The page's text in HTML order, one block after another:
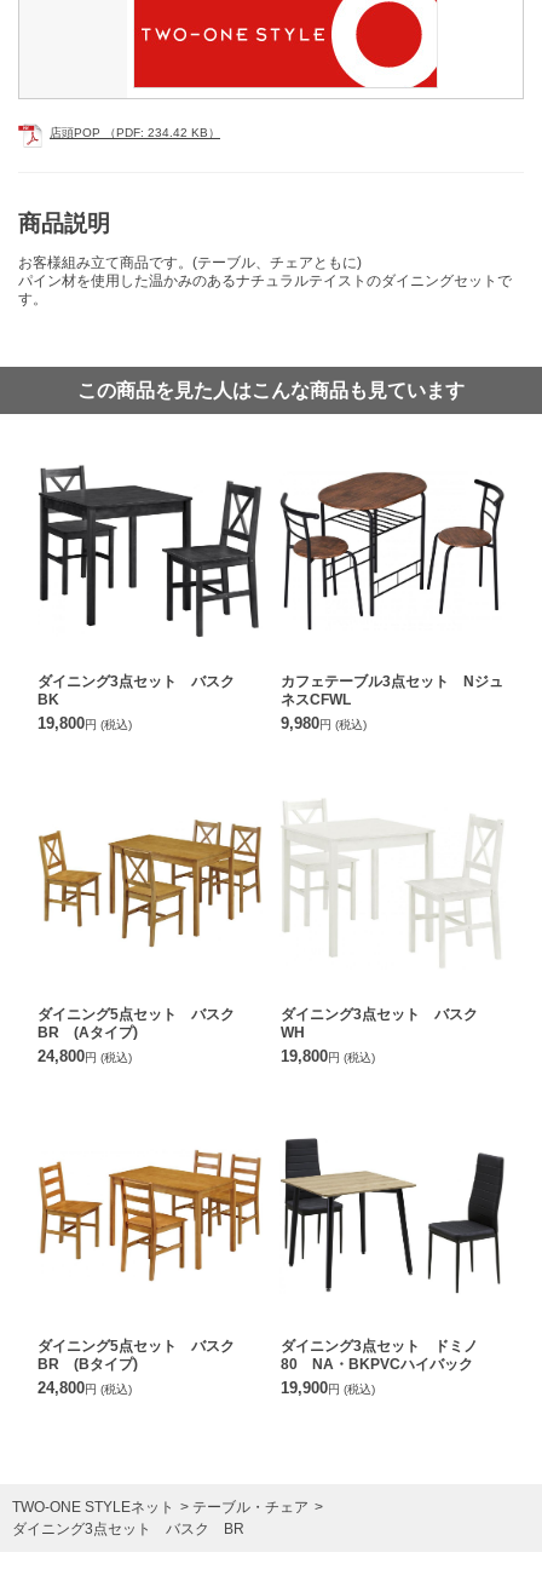
店頭POP （PDF: 234.42 KB）
商品説明
お客様組み立て商品です。(テーブル、チェアともに)
パイン材を使用した温かみのあるナチュラルテイストのダイニングセットで
す。
この商品を見た人はこんな商品も見ています
ダイニング3点セット バスク
BK
19,800円 (税込)
カフェテーブル3点セット Nジュ
ネスCFWL
9,980円 (税込)
ダイニング5点セット バスク
BR (Aタイプ)
24,800円 (税込)
ダイニング3点セット バスク
WH
19,800円 (税込)
ダイニング5点セット バスク
BR (Bタイプ)
24,800円 (税込)
ダイニング3点セット ドミノ
80 NA・BKPVCハイバック
19,900円 (税込)
TWO-ONE STYLEネット
テーブル・チェア
ダイニング3点セット バスク BR